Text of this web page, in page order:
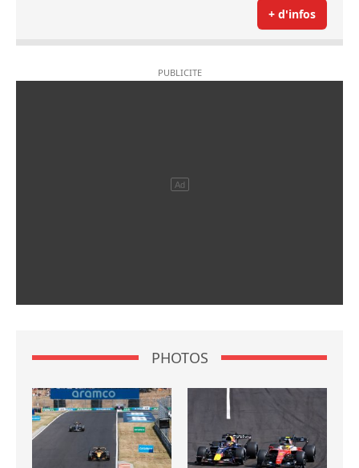
+ d'infos
PHOTOS